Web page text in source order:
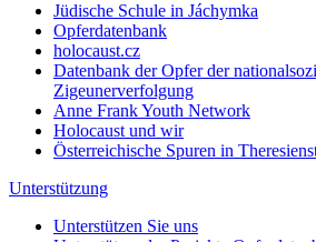
Jüdische Schule in Jáchymka
Opferdatenbank
holocaust.cz
Datenbank der Opfer der
Zigeunerverfolgung
Anne Frank Youth Network
Holocaust und wir
Österreichische Spuren in
Unterstützung
Unterstützen Sie uns